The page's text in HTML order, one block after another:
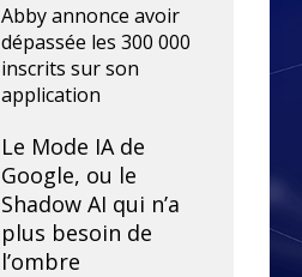
Abby annonce avoir
dépassée les 300 000
inscrits sur son
application
Le Mode IA de
Google, ou le
Shadow AI qui n’a
plus besoin de
l’ombre